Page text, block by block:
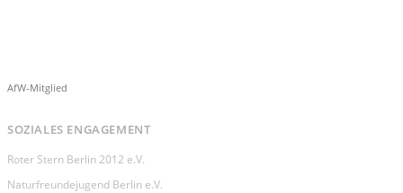
AfW-Mitglied
SOZIALES ENGAGEMENT
Roter Stern Berlin 2012 e.V.
Naturfreundejugend Berlin e.V.